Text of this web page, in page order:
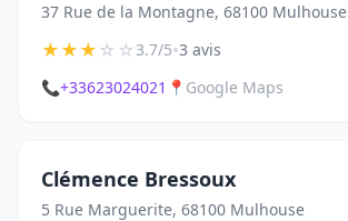
37 Rue de la Montagne, 68100 Mulhouse
★★★☆☆3.7/5•3 avis
📞+33623024021 📍 Google Maps
Clémence Bressoux
5 Rue Marguerite, 68100 Mulhouse